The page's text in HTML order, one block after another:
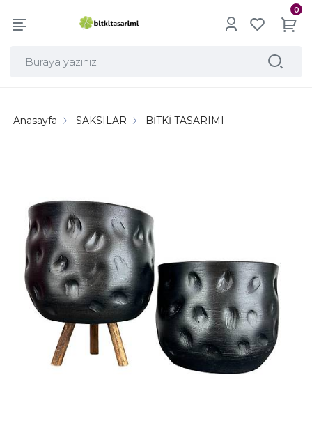
0
Anasayfa SAKSILAR BİTKİ TASARIMI